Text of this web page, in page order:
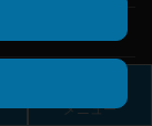
メニュー